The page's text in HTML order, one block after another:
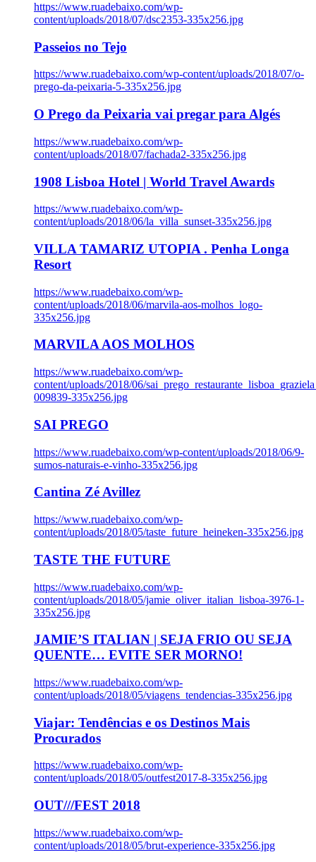
https://www.ruadebaixo.com/wp-
content/uploads/2018/07/dsc2353-335x256.jpg
Passeios no Tejo
https://www.ruadebaixo.com/wp-content/uploads/2018/07/o-
prego-da-peixaria-5-335x256.jpg
O Prego da Peixaria vai pregar para Algés
https://www.ruadebaixo.com/wp-
content/uploads/2018/07/fachada2-335x256.jpg
1908 Lisboa Hotel | World Travel Awards
https://www.ruadebaixo.com/wp-
content/uploads/2018/06/la_villa_sunset-335x256.jpg
VILLA TAMARIZ UTOPIA . Penha Longa
Resort
https://www.ruadebaixo.com/wp-
content/uploads/2018/06/marvila-aos-molhos_logo-
335x256.jpg
MARVILA AOS MOLHOS
https://www.ruadebaixo.com/wp-
content/uploads/2018/06/
009839-335x256.jpg
SAI PREGO
https://www.ruadebaixo.com/wp-content/uploads/2018/06/9-
sumos-naturais-e-vinho-335x256.jpg
Cantina Zé Avillez
https://www.ruadebaixo.com/wp-
content/uploads/2018/05/taste_future_heineken-335x256.jpg
TASTE THE FUTURE
https://www.ruadebaixo.com/wp-
content/uploads/2018/05/jamie_oliver_italian_lisboa-3976-1-
335x256.jpg
JAMIE’S ITALIAN | SEJA FRIO OU SEJA
QUENTE… EVITE SER MORNO!
https://www.ruadebaixo.com/wp-
content/uploads/2018/05/viagens_tendencias-335x256.jpg
Viajar: Tendências e os Destinos Mais
Procurados
https://www.ruadebaixo.com/wp-
content/uploads/2018/05/outfest2017-8-335x256.jpg
OUT///FEST 2018
https://www.ruadebaixo.com/wp-
content/uploads/2018/05/brut-experience-335x256.jpg